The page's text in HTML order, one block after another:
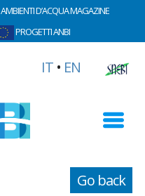
AMBIENTI D’ACQUA MAGAZINE
PROGETTI ANBI
IT • EN
Go back